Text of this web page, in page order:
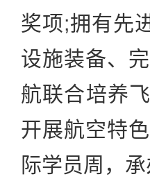
奖项;拥有先
设施装备、
航联合培养
开展航空特
际学员周，